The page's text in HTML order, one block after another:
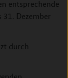
entsprechende
Dezember
durch